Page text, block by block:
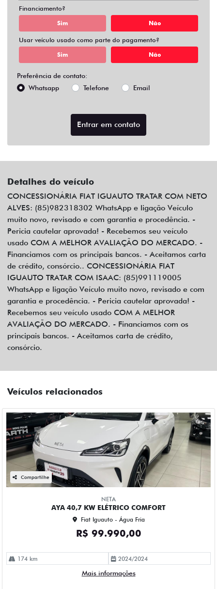
Financiamento?
Sim Não
Usar veículo usado como parte do pagamento?
Sim Não
Preferência de contato:
Whatsapp
Telefone Email
Entrar em contato
Detalhes do veículo
CONCESSIONÁRIA FIAT IGUAUTO TRATAR COM NETO
ALVES: (85)982318302 WhatsApp e ligação Veículo
muito novo, revisado e com garantia e procedência. -
Pericia cautelar aprovada! - Recebemos seu veículo
usado COM A MELHOR AVALIAÇÃO DO MERCADO. -
Financiamos com os principais bancos. - Aceitamos carta
de crédito, consórcio.. CONCESSIONÁRIA FIAT
IGUAUTO TRATAR COM ISAAC: (85)991119005
WhatsApp e ligação Veículo muito novo, revisado e com
garantia e procedência. - Pericia cautelar aprovada! -
Recebemos seu veículo usado COM A MELHOR
AVALIAÇÃO DO MERCADO. - Financiamos com os
principais bancos. - Aceitamos carta de crédito,
consórcio.
Veículos relacionados
Compartilhe
NETA
AYA 40,7 KW ELÉTRICO COMFORT
Fiat Iguauto - Água Fria
R$ 99.990,00
174 km 2024/2024
Mais informações